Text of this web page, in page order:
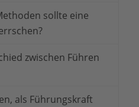
sollte eine
zwischen Führen
als Führungskraft